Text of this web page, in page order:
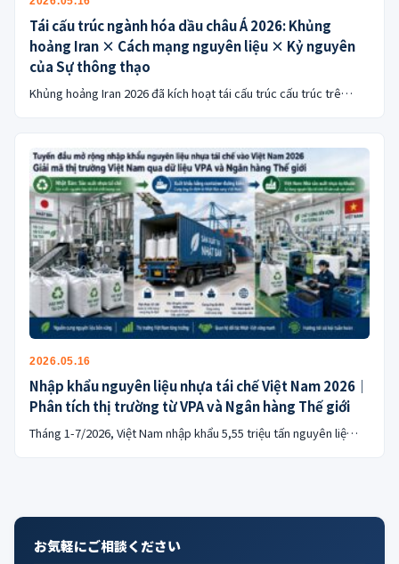
🇺🇸🇰🇷🇹🇼🇻🇳
Tái cấu trúc ngành hóa dầu châu Á 2026: Khủng
hoảng Iran × Cách mạng nguyên liệu × Kỷ nguyên
của Sự thông thạo
Khủng hoảng Iran 2026 đã kích hoạt tái cấu trúc cấu trúc trê…
2026.05.16
Nhập khẩu nguyên liệu nhựa tái chế Việt Nam 2026｜
Phân tích thị trường từ VPA và Ngân hàng Thế giới
Tháng 1-7/2026, Việt Nam nhập khẩu 5,55 triệu tấn nguyên liệ…
お気軽にご相談ください